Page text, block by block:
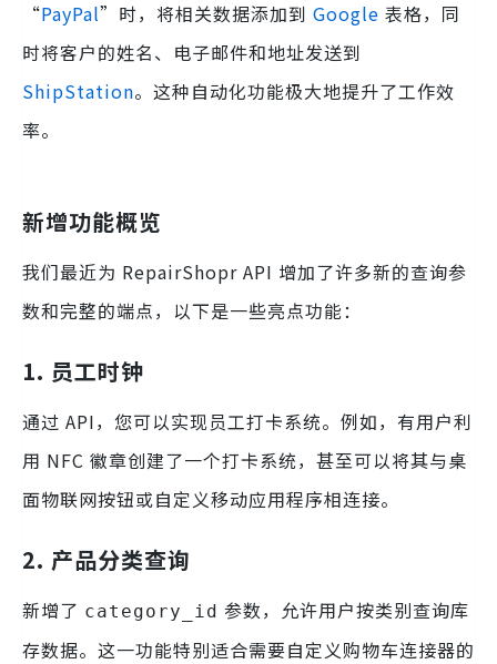
“PayPal”时，将相关数据添加到 Google 表格，同
时将客户的姓名、电子邮件和地址发送到
ShipStation。这种自动化功能极大地提升了工作效
率。
新增功能概览
我们最近为 RepairShopr API 增加了许多新的查询参
数和完整的端点，以下是一些亮点功能：
1. 员工时钟
通过 API，您可以实现员工打卡系统。例如，有用户利
用 NFC 徽章创建了一个打卡系统，甚至可以将其与桌
面物联网按钮或自定义移动应用程序相连接。
2. 产品分类查询
新增了 category_id 参数，允许用户按类别查询库
存数据。这一功能特别适合需要自定义购物车连接器的